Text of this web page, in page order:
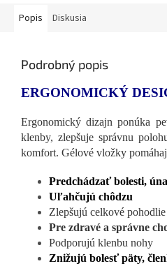
Popis Diskusia
Podrobný popis
ERGONOMICKÝ
Ergonomický dizajn ponúka
klenby, zlepšuje správnu
komfort. Gélové vložky
Predchádzať bolesti,
Uľahčujú chôdzu
Zlepšujú celkové
Pre zdravé a správne
Podporujú klenbu nohy
Znižujú bolesť päty,